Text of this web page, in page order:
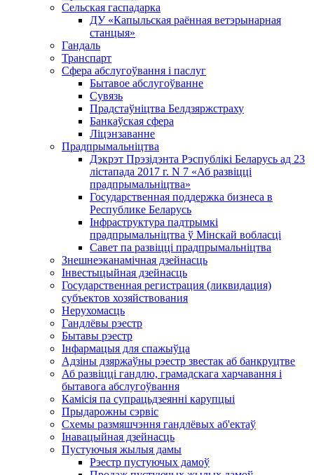
Сельская гаспадарка
ДУ «Капыльская раённая ветэрынарная
станцыя»
Гандаль
Транспарт
Сфера абслугоўвання і паслуг
Бытавое абслугоўванне
Сувязь
Прадстаўніцтва Белдзяржстраху
Банкаўская сфера
Ліцэнзаванне
Прадпрымальніцтва
Дэкрэт Прэзідэнта Рэспублікі Беларусь ад 23
лістапада 2017 г. N 7 «Аб развіцці
прадпрымальніцтва»
Государственная поддержка бизнеса в
Республике Беларусь
Інфраструктура падтрымкі
прадпрымальніцтва ў Мінскай вобласці
Савет па развіцці прадпрымальніцтва
Знешнеэканамічная дзейнасць
Інвестыцыйная дзейнасць
Государственная регистрация (ликвидация)
субъектов хозяйствования
Нерухомасць
Гандлёвы рэестр
Бытавы рэестр
Інфармацыя для спажыўца
Адзіны дзяржаўны рэестр звестак аб банкруцтве
Аб развіцці гандлю, грамадскага харчавання і
бытавога абслугоўвання
Камісія па супрацьдзеянні карупцыі
Прыдарожны сэрвіс
Схемы размяшчэння гандлёвых аб'ектаў
Інавацыйная дзейнасць
Пустуючыя жылыя дамы
Рэестр пустуючых дамоў